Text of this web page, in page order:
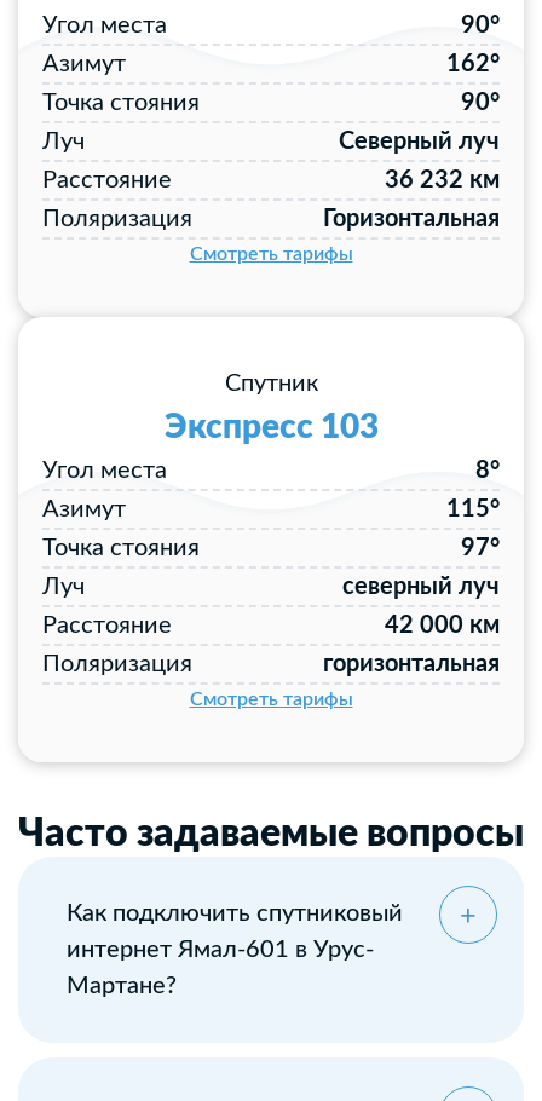
Угол места
90°
Азимут
162°
Точка стояния
90°
Луч
Северный луч
Расстояние
36 232 км
Поляризация
Горизонтальная
Смотреть тарифы
Спутник
Экспресс 103
Угол места
8°
Азимут
115°
Точка стояния
97°
Луч
северный луч
Расстояние
42 000 км
Поляризация
горизонтальная
Смотреть тарифы
Часто задаваемые вопросы
Как подключить спутниковый
интернет Ямал-601 в Урус-
Мартане?